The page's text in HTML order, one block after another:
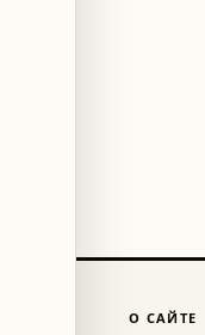
О САЙТЕ